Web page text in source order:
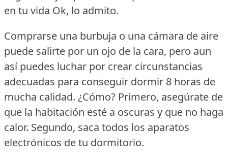
en tu vida Ok, lo admito.
Comprarse una burbuja o una cámara de aire
puede salirte por un ojo de la cara, pero aun
así puedes luchar por crear circunstancias
adecuadas para conseguir dormir 8 horas de
mucha calidad. ¿Cómo? Primero, asegúrate de
que la habitación esté a oscuras y que no haga
calor. Segundo, saca todos los aparatos
electrónicos de tu dormitorio.